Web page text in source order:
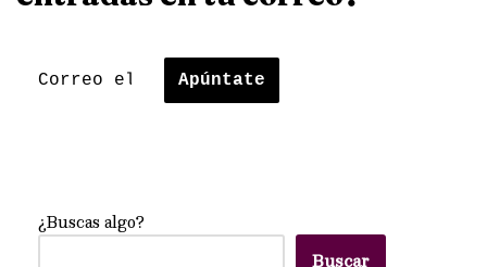
¿Buscas algo?
Buscar